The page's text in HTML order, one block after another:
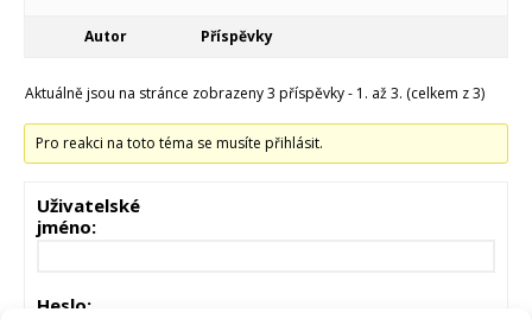
Autor Příspěvky
Aktuálně jsou na stránce zobrazeny 3 příspěvky - 1. až 3. (celkem z 3)
Pro reakci na toto téma se musíte přihlásit.
Uživatelské
jméno:
Heslo: